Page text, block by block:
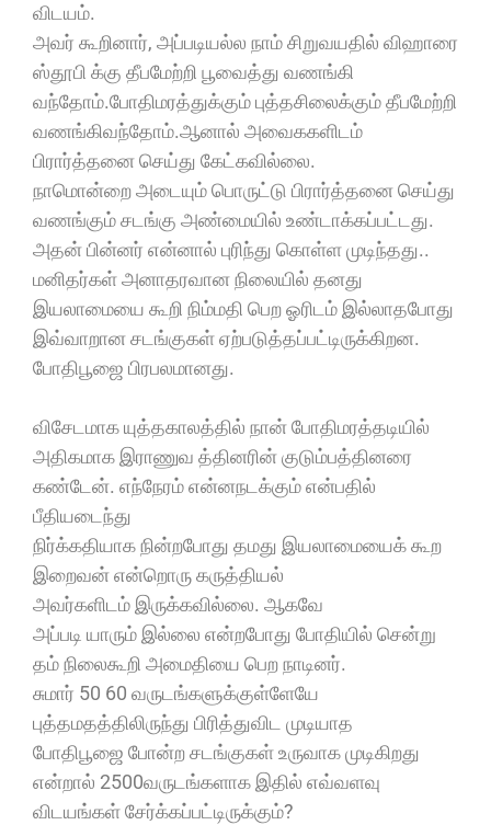
விடயம்.
அவர் கூறினார், அப்படியல்ல நாம் சிறுவயதில் விஹாரை
ஸ்தூபி க்கு தீபமேற்றி பூவைத்து வணங்கி
வந்தோம்.போதிமரத்துக்கும் புத்தசிலைக்கும் தீபமேற்றி
வணங்கிவந்தோம்.ஆனால் அவைககளிடம்
பிரார்த்தனை செய்து கேட்கவில்லை.
நாமொன்றை அடையும் பொருட்டு பிரார்த்தனை செய்து
வணங்கும் சடங்கு அண்மையில் உண்டாக்கப்பட்டது.
அதன் பின்னர் என்னால் புரிந்து கொள்ள முடிந்தது..
மனிதர்கள் அனாதரவான நிலையில் தனது
இயலாமையை கூறி நிம்மதி பெற ஓரிடம் இல்லாதபோது
இவ்வாறான சடங்குகள் ஏற்படுத்தப்பட்டிருக்கிறன.
போதிபூஜை பிரபலமானது.
விசேடமாக யுத்தகாலத்தில் நான் போதிமரத்தடியில்
அதிகமாக இராணுவ த்தினரின் குடும்பத்தினரை
கண்டேன். எந்நேரம் என்னநடக்கும் என்பதில்
பீதியடைந்து
நிர்க்கதியாக நின்றபோது தமது இயலாமையைக் கூற
இறைவன் என்றொரு கருத்தியல்
அவர்களிடம் இருக்கவில்லை. ஆகவே
அப்படி யாரும் இல்லை என்றபோது போதியில் சென்று
தம் நிலைகூறி அமைதியை பெற நாடினர்.
சுமார் 50 60 வருடங்களுக்குள்ளேயே
புத்தமதத்திலிருந்து பிரித்துவிட முடியாத
போதிபூஜை போன்ற சடங்குகள் உருவாக முடிகிறது
என்றால் 2500வருடங்களாக இதில் எவ்வளவு
விடயங்கள் சேர்க்கப்பட்டிருக்கும்?